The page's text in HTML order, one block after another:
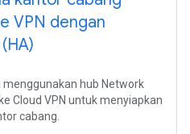
VPN dengan
hub Network
Cloud VPN untuk menyiapkan
cabang.